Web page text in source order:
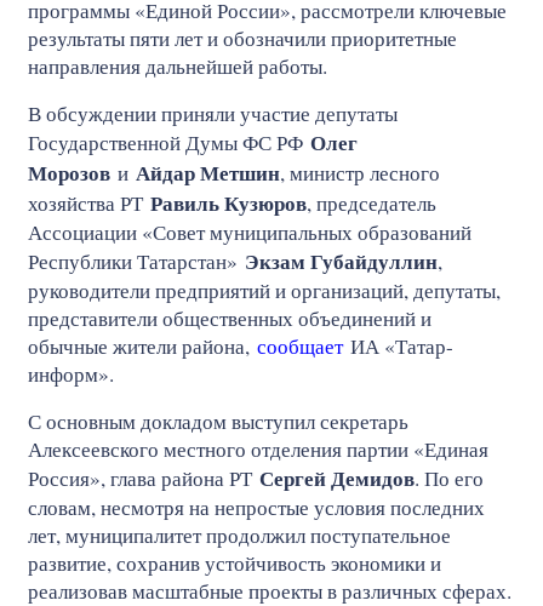
программы «Единой России», рассмотрели ключевые
результаты пяти лет и обозначили приоритетные
направления дальнейшей работы.
В обсуждении приняли участие депутаты
Государственной Думы ФС РФ Олег
Морозов и Айдар Метшин, министр лесного
хозяйства РТ Равиль Кузюров, председатель
Ассоциации «Совет муниципальных образований
Республики Татарстан» Экзам Губайдуллин,
руководители предприятий и организаций, депутаты,
представители общественных объединений и
обычные жители района, сообщаетИА «Татар-
информ».
С основным докладом выступил секретарь
Алексеевского местного отделения партии «Единая
Россия», глава района РТ Сергей Демидов. По его
словам, несмотря на непростые условия последних
лет, муниципалитет продолжил поступательное
развитие, сохранив устойчивость экономики и
реализовав масштабные проекты в различных сферах.